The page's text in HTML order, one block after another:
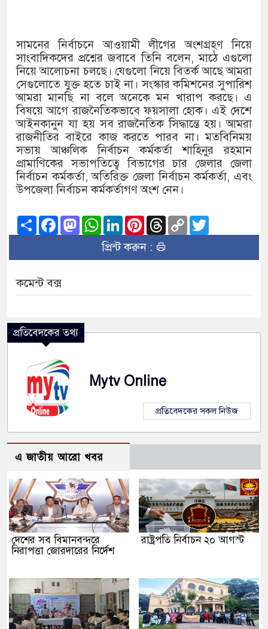
সামনের নির্বাচনে আওয়ামী লীগের অংশগ্রহণ নিয়ে
সাংবাদিকদের প্রশ্নের জবাবে তিনি বলেন, মাঠে এগুলো
নিয়ে আলোচনা চলছে। যেগুলো নিয়ে বিতর্ক আছে আমরা
সেগুলোতে যুক্ত হতে চাই না। সংস্কার কমিশনের সুপারিশ
আমরা মানছি না বলে অনেকে মন খারাপ করছে। এ
বিষয়ে আগে রাজনৈতিকভাবে ফয়সালা হোক। এই দেশে
আইনকানুন যা হয় সব রাজনৈতিক সিদ্ধান্তে হয়। আমরা
রাজনীতির বাইরে কাজ করতে পারব না। মতবিনিময়
সভায় আঞ্চলিক নির্বাচন কর্মকর্তা শাহিনুর রহমান
প্রামাণিকের সভাপতিত্বে বিভাগের চার জেলার জেলা
নির্বাচন কর্মকর্তা, অতিরিক্ত জেলা নির্বাচন কর্মকর্তা, এবং
উপজেলা নির্বাচন কর্মকর্তাগণ অংশ নেন।
ShareFacebook
Mastodon
WhatsApp
LinkedInPinterest
Threads
Copy
Link
প্রিন্ট করুন :
কমেন্ট বক্স
প্রতিবেদকের তথ্য
Mytv Online
প্রতিবেদকের সকল নিউজ
এ জাতীয় আরো খবর
দেশের সব বিমানবন্দরে
নিরাপত্তা জোরদারের নির্দেশ
রাষ্ট্রপতি নির্বাচন ২০ আগস্ট